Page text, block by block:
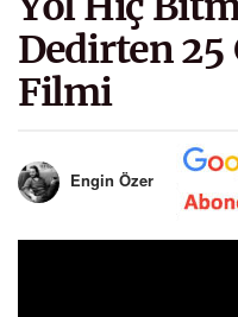
Dedirten 25
Filmi
Engin Özer